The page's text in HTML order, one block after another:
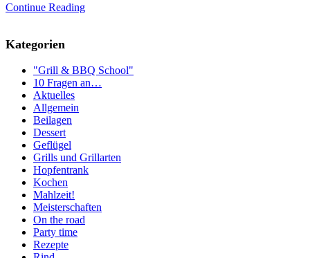
Continue Reading
Kategorien
"Grill & BBQ School"
10 Fragen an…
Aktuelles
Allgemein
Beilagen
Dessert
Geflügel
Grills und Grillarten
Hopfentrank
Kochen
Mahlzeit!
Meisterschaften
On the road
Party time
Rezepte